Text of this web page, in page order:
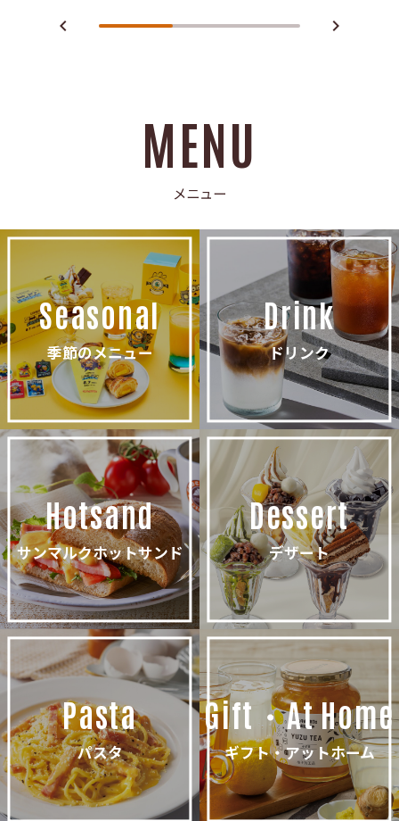
navigate_before navigate_next
MENU
メニュー
Seasonal
季節のメニュー
Drink
ドリンク
Hotsand
サンマルクホットサンド
Dessert
デザート
Pasta
パスタ
Gift・At Home
ギフト・アットホーム